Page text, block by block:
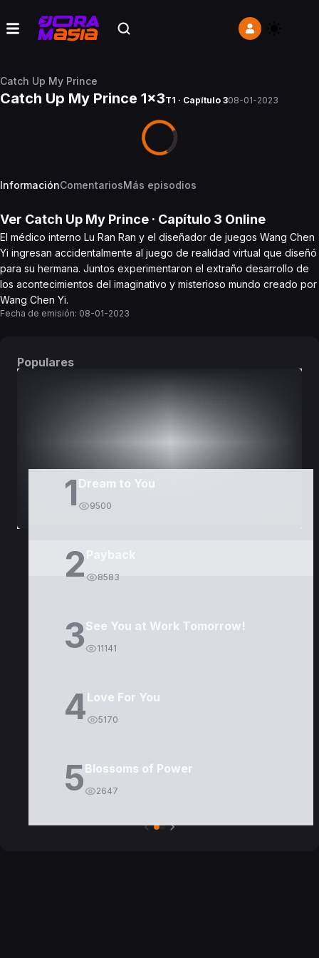
Catch Up My Prince
Catch Up My Prince 1x3T1 · Capítulo 308-01-2023
InformaciónComentariosMás episodios
Ver Catch Up My Prince · Capítulo 3 Online
El médico interno Lu Ran Ran y el diseñador de juegos Wang Chen
Yi ingresan accidentalmente al juego de realidad virtual que diseñó
para su hermana. Juntos experimentaron el extraño desarrollo de
los acontecimientos del imaginativo y misterioso mundo creado por
Wang Chen Yi.
Fecha de emisión: 08-01-2023
Populares
1 Dream to You
9500
2 8583
3See You at Work Tomorrow!
11141
4Love For You
5170
5Blossoms of Power
2647